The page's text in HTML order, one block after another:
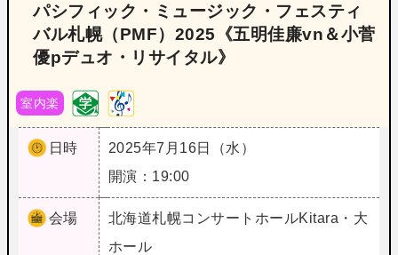
パシフィック・ミュージック・フェスティ
バル札幌（PMF）2025《五明佳廉vn＆小菅
優pデュオ・リサイタル》
室内楽
日時
2025年7月16日（水）
開演：19:00
会場 北海道札幌コンサートホールKitara・大
ホール